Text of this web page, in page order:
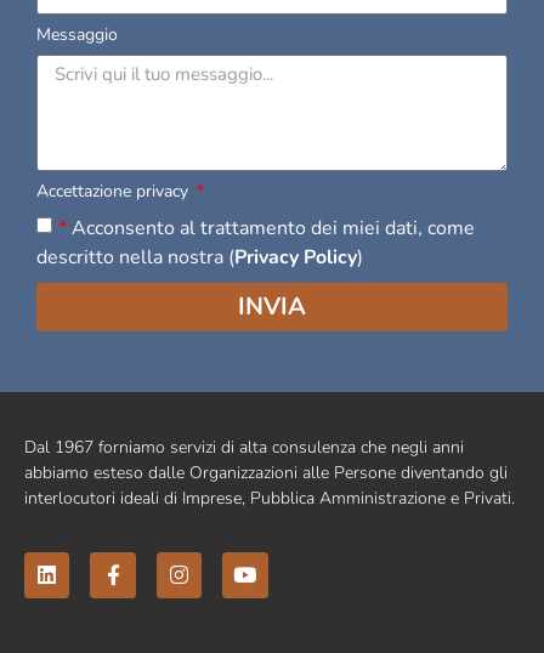
Messaggio
Accettazione privacy
*Acconsento al trattamento dei miei dati, come
descritto nella nostra (Privacy Policy)
INVIA
Dal 1967 forniamo servizi di alta consulenza che negli anni
abbiamo esteso dalle Organizzazioni alle Persone diventando gli
interlocutori ideali di Imprese, Pubblica Amministrazione e Privati.